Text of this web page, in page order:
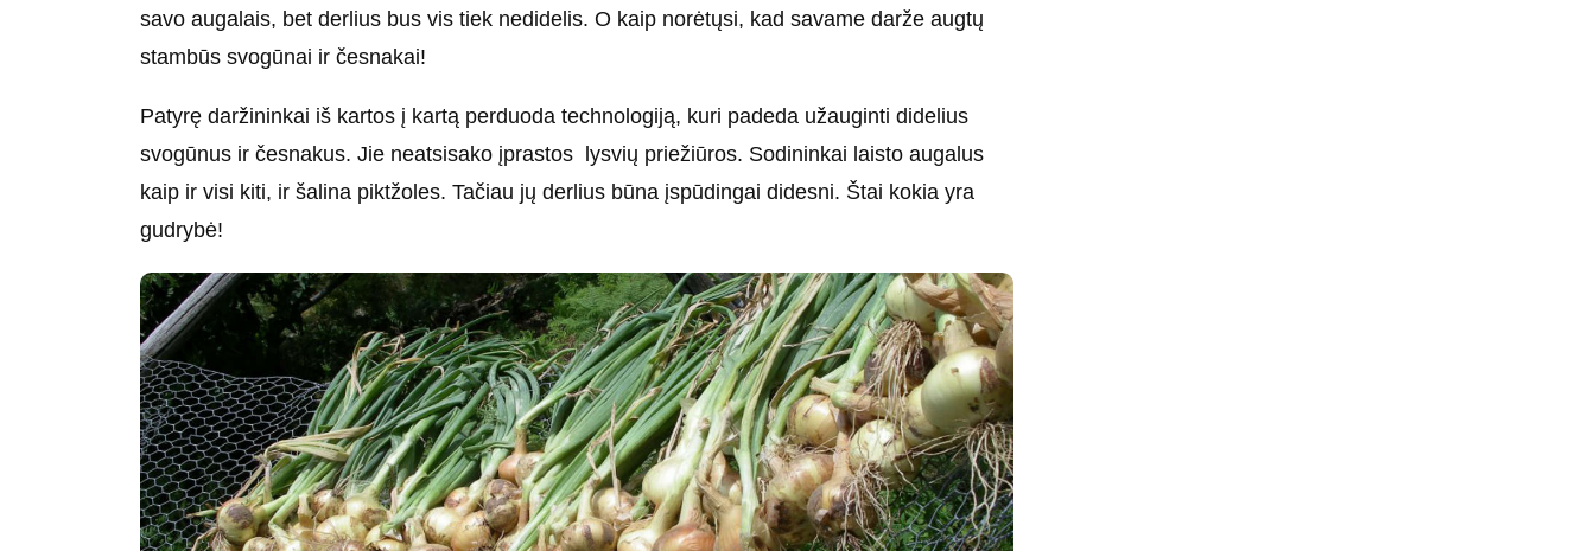
savo augalais, bet derlius bus vis tiek nedidelis. O kaip norėtųsi, kad savame darže augtų
stambūs svogūnai ir česnakai!
Patyrę daržininkai iš kartos į kartą perduoda technologiją, kuri padeda užauginti didelius
svogūnus ir česnakus. Jie neatsisako įprastos lysvių priežiūros. Sodininkai laisto augalus
kaip ir visi kiti, ir šalina piktžoles. Tačiau jų derlius būna įspūdingai didesni. Štai kokia yra
gudrybė!